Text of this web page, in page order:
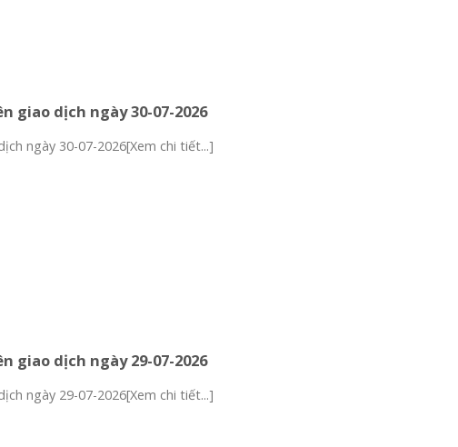
giao dịch ngày 30-07-2026
ngày 30-07-2026[Xem chi tiết...]
giao dịch ngày 29-07-2026
ngày 29-07-2026[Xem chi tiết...]